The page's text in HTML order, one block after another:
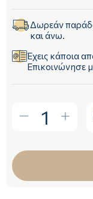
Δωρεάν
και άνω.
Έχεις κάποια
Επικοινώνησε
1